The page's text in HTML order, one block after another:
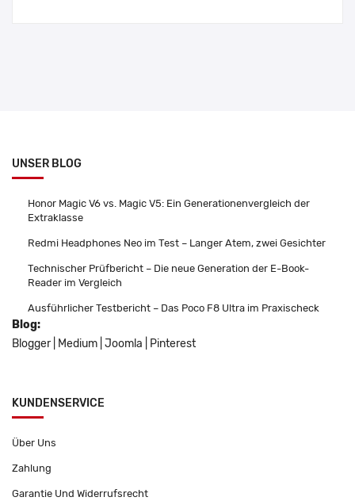
UNSER BLOG
Honor Magic V6 vs. Magic V5: Ein Generationenvergleich der
Extraklasse
Redmi Headphones Neo im Test – Langer Atem, zwei Gesichter
Technischer Prüfbericht – Die neue Generation der E-Book-
Reader im Vergleich
Ausführlicher Testbericht – Das Poco F8 Ultra im Praxischeck
Blog:
Blogger
Medium Joomla Pinterest
KUNDENSERVICE
Über Uns
Zahlung
Garantie Und Widerrufsrecht